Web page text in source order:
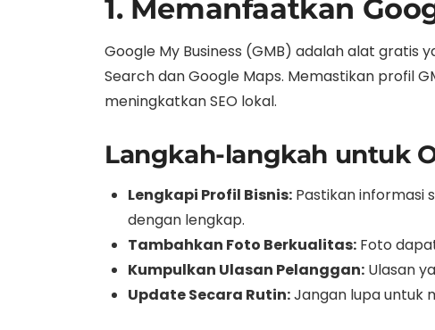
1. Memanfaatkan
Google My Business (GMB) adalah alat gratis
Search dan Google Maps. Memastikan profil
meningkatkan SEO lokal.
Langkah-langkah untuk
Lengkapi Profil Bisnis: Pastikan informasi
dengan lengkap.
Tambahkan Foto Berkualitas: Foto
Kumpulkan Ulasan Pelanggan: Ulasan
Update Secara Rutin:Jangan lupa untuk